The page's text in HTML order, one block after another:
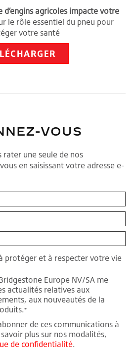
agricoles impacte votre
le rôle essentiel du pneu pour
votre santé
VOUS
rater une seule de nos
en saisissant votre adresse e-
Europe NV/SA me
actualités relatives aux
aux nouveautés de la
*
de ces communications à
plus sur nos modalités,
de confidentialité.